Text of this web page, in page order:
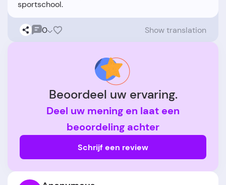
0 Show translation
Beoordeel uw ervaring.
Deel uw mening en laat een
beoordeling achter
Schrijf een review